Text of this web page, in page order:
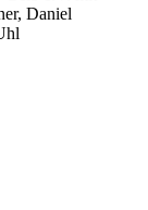
Daniel